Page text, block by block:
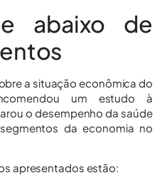
abaixo de
a situação econômica do
um estudo à
o desempenho da saúde
da economia no
apresentados estão: